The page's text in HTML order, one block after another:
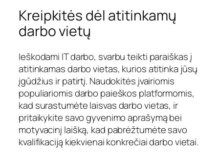
Kreipkitės dėl atitinkamų
darbo vietų
Ieškodami IT darbo, svarbu teikti paraiškas į
atitinkamas darbo vietas, kurios atitinka jūsų
įgūdžius ir patirtį. Naudokitės įvairiomis
populiariomis darbo paieškos platformomis,
kad surastumėte laisvas darbo vietas, ir
pritaikykite savo gyvenimo aprašymą bei
motyvacinį laišką, kad pabrėžtumėte savo
kvalifikaciją kiekvienai konkrečiai darbo vietai.